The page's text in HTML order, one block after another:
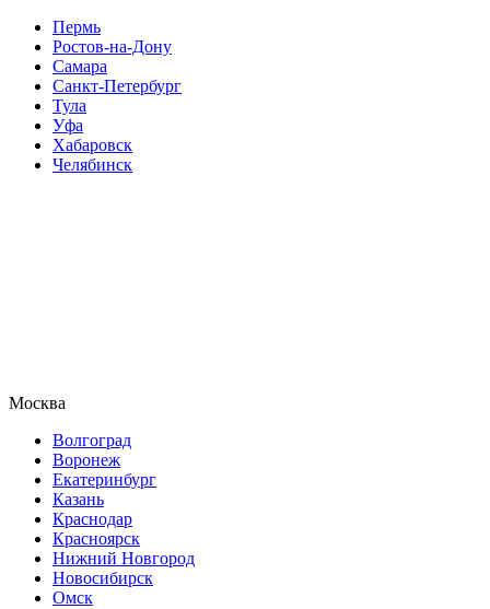
Пермь
Ростов-на-Дону
Самара
Санкт-Петербург
Тула
Уфа
Хабаровск
Челябинск
Москва
Волгоград
Воронеж
Екатеринбург
Казань
Краснодар
Красноярск
Нижний Новгород
Новосибирск
Омск